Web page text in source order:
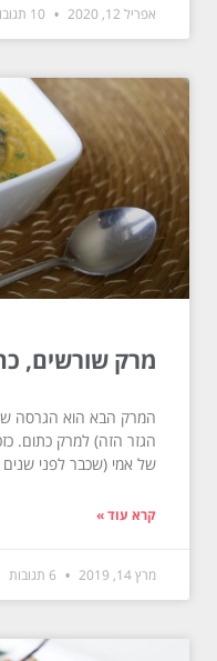
אפריל 12, 2020
מרק שורשים,
המרק הבא הוא הגרסה
הגזר הזה) למרק כתום.
של אמי (שכבר לפני שנים
קרא עוד »
מרץ 14, 2019